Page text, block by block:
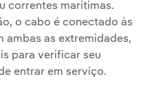
correntes marítimas.
o cabo é conectado às
ambas as extremidades,
para verificar seu
entrar em serviço.